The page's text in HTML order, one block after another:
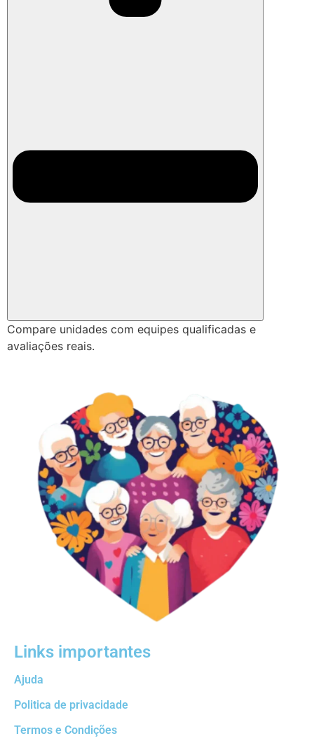
Compare unidades com equipes qualificadas e
avaliações reais.
Links importantes
Ajuda
Politica de privacidade
Termos e Condições